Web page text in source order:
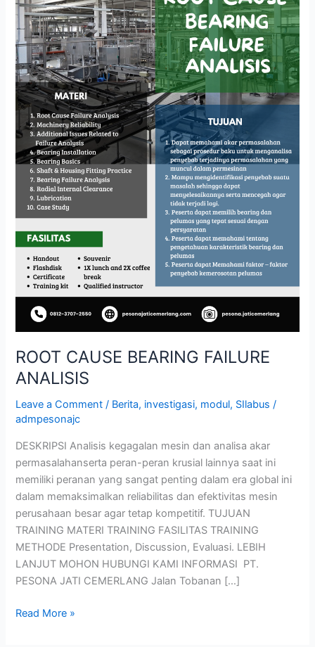
ROOT CAUSE BEARING FAILURE
ANALISIS
Leave a Comment / Berita, investigasi, modul, SIlabus /
admpesonajc
DESKRIPSI Analisis kegagalan mesin dan analisa akar
permasalahanserta peran-peran krusial lainnya saat ini
memiliki peranan yang sangat penting dalam era global ini
dalam memaksimalkan reliabilitas dan efektivitas mesin
perusahaan besar agar tetap kompetitif. TUJUAN
TRAINING MATERI TRAINING FASILITAS TRAINING
METHODE Presentation, Discussion, Evaluasi. LEBIH
LANJUT MOHON HUBUNGI KAMI INFORMASI PT.
PESONA JATI CEMERLANG Jalan Tobanan […]
ANALISIS
Read More »